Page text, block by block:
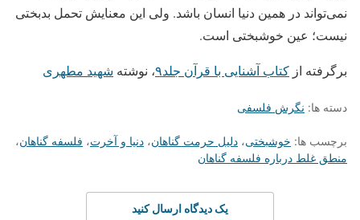
نمی‌تواند در همین دنیا انسان باشد. ولی این معنایش تحمل بدبختی
نیست؛ عین خوشبختی است.
برگرفته از کتاب آشنایی با قرآن جلد۹ ، نوشته شهید مطهری
دسته ها: نگرش فلسفی
برچسب ها: خوشبختی، دلیل حرمت گناهان، دنیا و آخرت، فلسفه گناهان،
منطق غلط درباره فلسفه گناهان
یک دیدگاه ارسال کنید